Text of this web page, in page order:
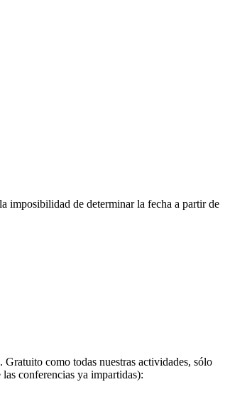
imposibilidad de determinar la fecha a partir de
como todas nuestras actividades, sólo
conferencias ya impartidas):